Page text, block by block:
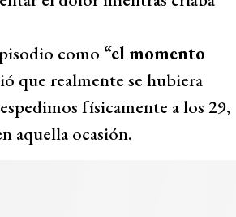
como “el momento
que realmente se hubiera
físicamente a los 29,
aquella ocasión.